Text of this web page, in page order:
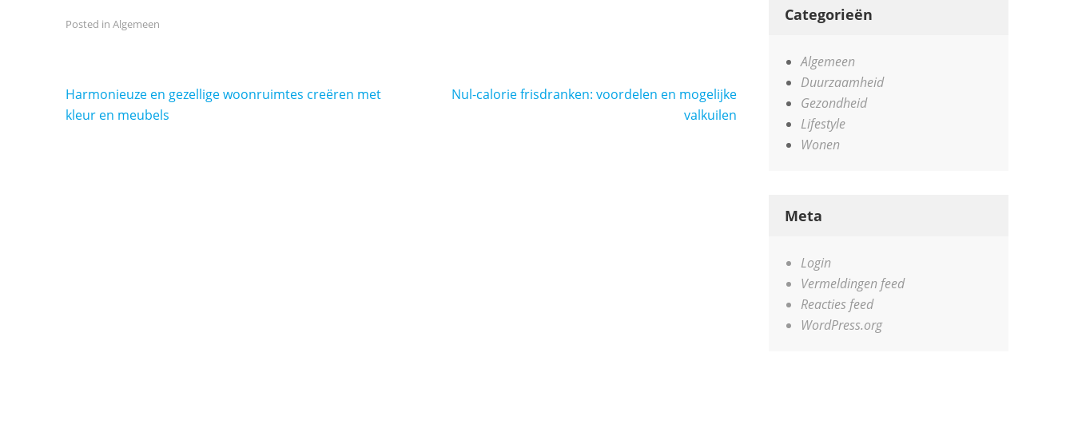
Posted in Algemeen
Bericht
navigatie
Harmonieuze en gezellige woonruimtes creëren met
kleur en meubels
Nul-calorie frisdranken: voordelen en mogelijke
valkuilen
Categorieën
Algemeen
Duurzaamheid
Gezondheid
Lifestyle
Wonen
Meta
Login
Vermeldingen feed
Reacties feed
WordPress.org